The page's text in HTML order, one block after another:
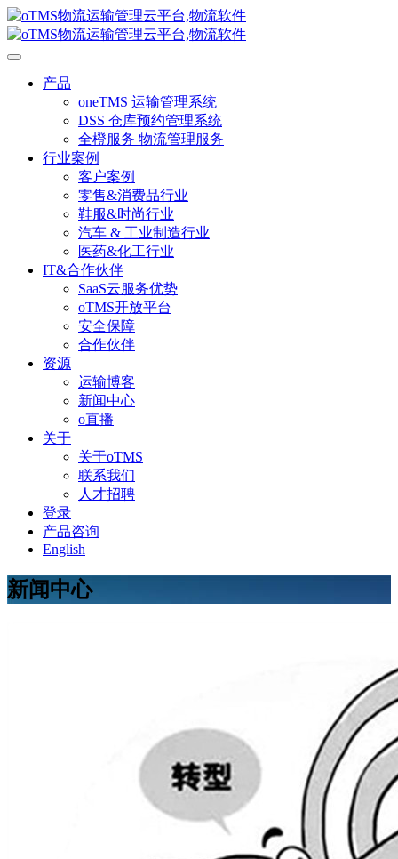
产品
oneTMS 运输管理系统
DSS 仓库预约管理系统
全橙服务 物流管理服务
行业案例
客户案例
零售&消费品行业
鞋服&时尚行业
汽车 & 工业制造行业
医药&化工行业
IT&合作伙伴
SaaS云服务优势
oTMS开放平台
安全保障
合作伙伴
资源
运输博客
新闻中心
o直播
关于
关于oTMS
联系我们
人才招聘
登录
产品咨询
English
新闻中心